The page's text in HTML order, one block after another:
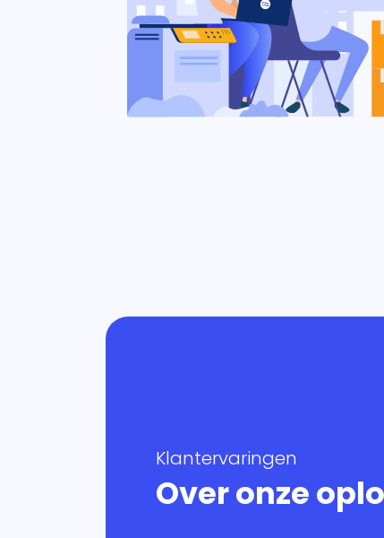
Klantervaringen
Over onze